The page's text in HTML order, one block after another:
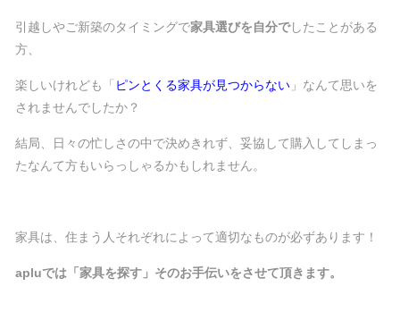
引越しやご新築のタイミングで家具選びを自分でしたことがある
方、
楽しいけれども「 ピンとくる家具が見つからない」なんて思いを
されませんでしたか？
結局、日々の忙しさの中で決めきれず、妥協して購入してしまっ
たなんて方もいらっしゃるかもしれません。
家具は、住まう人それぞれによって適切なものが必ずあります！
apluでは「家具を探す」そのお手伝いをさせて頂きます。